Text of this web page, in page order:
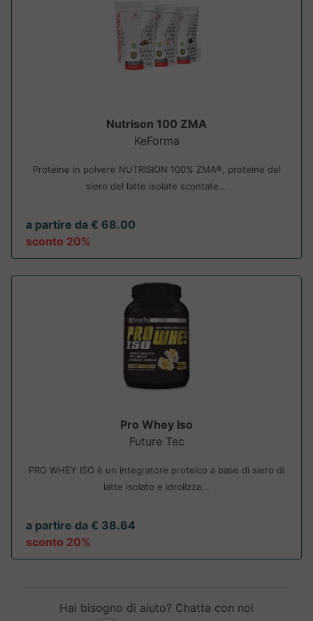
Nutrison 100 ZMA
KeForma
Proteine in polvere NUTRISION 100% ZMA®, proteine del
siero del latte isolate scontate...
a partire da € 68.00
sconto 20%
Pro Whey Iso
Future Tec
PRO WHEY ISO è un integratore proteico a base di siero di
latte isolato e idrolizza...
a partire da € 38.64
sconto 20%
Hai bisogno di aiuto? Chatta con noi